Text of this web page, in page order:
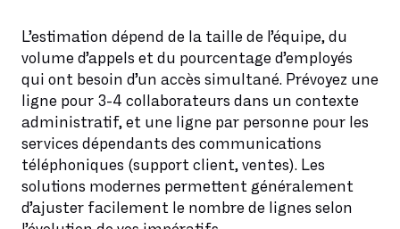
L’estimation dépend de la taille de l’équipe, du
volume d’appels et du pourcentage d’employés
qui ont besoin d’un accès simultané. Prévoyez une
ligne pour 3-4 collaborateurs dans un contexte
administratif, et une ligne par personne pour les
services dépendants des communications
téléphoniques (support client, ventes). Les
solutions modernes permettent généralement
d’ajuster facilement le nombre de lignes selon